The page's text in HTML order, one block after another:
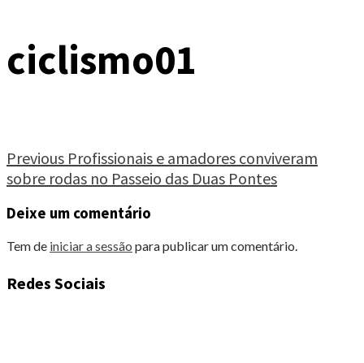
ciclismo01
Continue
Reading
Previous Profissionais e amadores conviveram
sobre rodas no Passeio das Duas Pontes
Deixe um comentário
Tem de iniciar a sessão para publicar um comentário.
Redes Sociais